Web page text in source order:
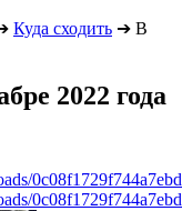
Куда сходить ➔ В
2022 года